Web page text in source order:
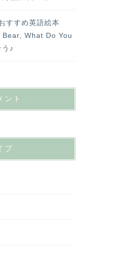
すすめ英語絵本
Bear, What Do You
♪
ント
ブ